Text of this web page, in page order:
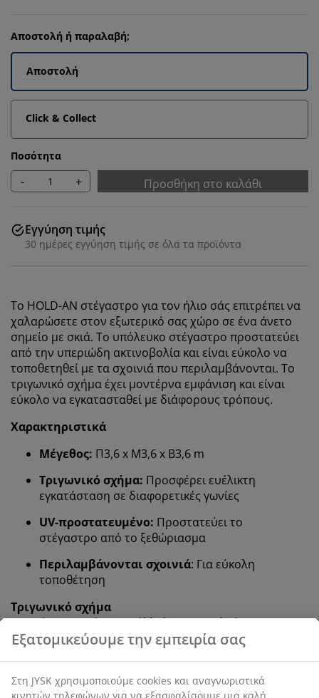
Αποστολή ή παραλαβή;
Αποστολή
Click & Collect
Ποσότητα
- + Προσθήκη στο καλάθι
Εγγύηση τιμής
30 ημέρες εγγύηση τιμής σε όλα τα προϊόντα
Το HOLD-AN στέγαστρο για τον ήλιο σάς επιτρέπει να
χαλαρώσετε στον εξωτερικό σας χώρο σε ένα άνετο
σημείο με σκιά. Το υπόλευκο στέγαστρο προστατεύει
από την υπεριώδη ακτινοβολία και είναι εύκολο να
τοποθετηθεί με τα σχοινιά που περιλαμβάνονται. Το
τριγωνικό σχήμα έχει μοντέρνα εμφάνιση και είναι
εύκολο να εγκατασταθεί με διάφορους τρόπους.
Χαρακτηριστικά
Μέγεθος: Π3,6 x Μ3,6 x Β3,6 m
Τριγωνικό σχήμα: Προσφέρει ευέλικτη
εγκατάσταση σε διαφορετικές γωνίες
UV-προστατευμένο: Προστατεύει το
στέγαστρο από το ξεθώριασμα
Περιλαμβάνονται σχοινιά: Για εύκολη
τοποθέτηση
Τριγωνικό σχήμα
Τοστέγαστροείναι κατάλληλο για μπαλκόνια,
βεράντες και άλλους εξωτερικούς χώρους. Το
που απαιτούν ευέλικτη τοποθέτηση ή για την
Εξατομικεύουμε την εμπειρία σας
Στη JYSK χρησιμοποιούμε cookies και αναγνωριστικά